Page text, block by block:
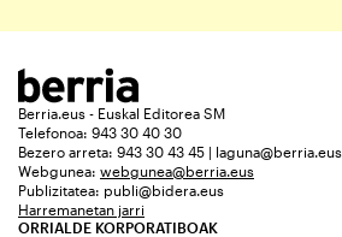
Berria.eus - Euskal Editorea SM
Telefonoa: 943 30 40 30
Bezero arreta: 943 30 43 45 | laguna@berria.eus
Webgunea: webgunea@berria.eus
Publizitatea: publi@bidera.eus
Harremanetan jarri
ORRIALDE KORPORATIBOAK